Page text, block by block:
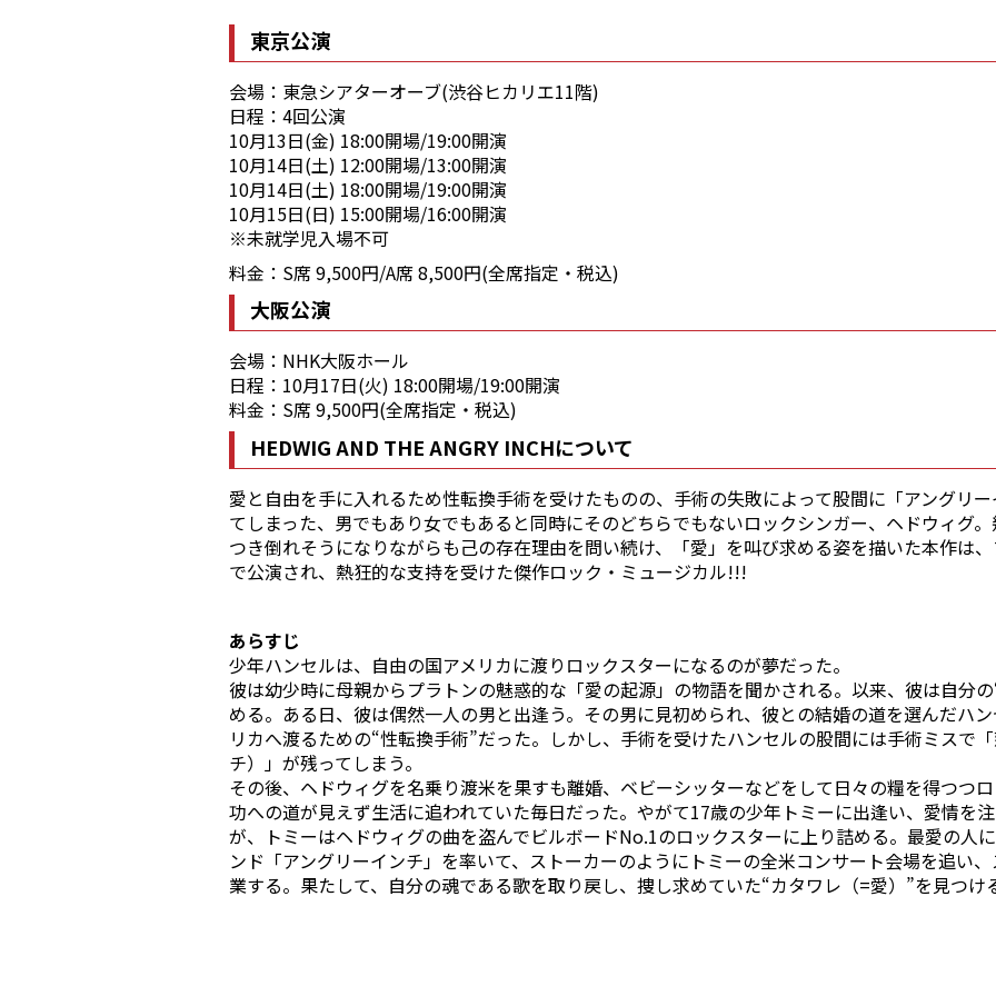
東京公演
会場：東急シアターオーブ(渋谷ヒカリエ11階)
日程：4回公演
10月13日(金) 18:00開場/19:00開演
10月14日(土) 12:00開場/13:00開演
10月14日(土) 18:00開場/19:00開演
10月15日(日) 15:00開場/16:00開演
※未就学児入場不可
料金：S席 9,500円/A席 8,500円(全席指定・税込)
大阪公演
会場：NHK大阪ホール
日程：10月17日(火) 18:00開場/19:00開演
料金：S席 9,500円(全席指定・税込)
HEDWIG AND THE ANGRY INCHについて
愛と自由を手に入れるため性転換手術を受けたものの、手術の失敗によって股間に「アングリ
てしまった、男でもあり女でもあると同時にそのどちらでもないロックシンガー、ヘドウィグ
つき倒れそうになりながらも己の存在理由を問い続け、「愛」を叫び求める姿を描いた本作は
で公演され、熱狂的な支持を受けた傑作ロック・ミュージカル!!!
あらすじ
少年ハンセルは、自由の国アメリカに渡りロックスターになるのが夢だった。
彼は幼少時に母親からプラトンの魅惑的な「愛の起源」の物語を聞かされる。以来、彼は自分
める。ある日、彼は偶然一人の男と出逢う。その男に見初められ、彼との結婚の道を選んだハ
リカへ渡るための“性転換手術”だった。しかし、手術を受けたハンセルの股間には手術ミスで
チ）」が残ってしまう。
その後、ヘドウィグを名乗り渡米を果すも離婚、ベビーシッターなどをして日々の糧を得つつ
功への道が見えず生活に追われていた毎日だった。やがて17歳の少年トミーに出逢い、愛情を
が、トミーはヘドウィグの曲を盗んでビルボードNo.1のロックスターに上り詰める。最愛の人
ンド「アングリーインチ」を率いて、ストーカーのようにトミーの全米コンサート会場を追い
業する。果たして、自分の魂である歌を取り戻し、捜し求めていた“カタワレ（=愛）”を見つ